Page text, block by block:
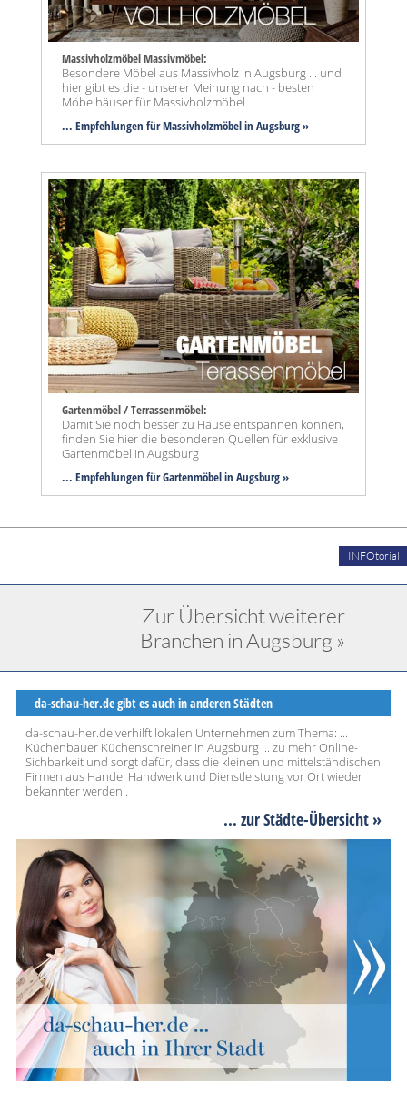
Massivholzmöbel Massivmöbel:
Besondere Möbel aus Massivholz in Augsburg ... und
hier gibt es die - unserer Meinung nach - besten
Möbelhäuser für Massivholzmöbel
... Empfehlungen für Massivholzmöbel in Augsburg »
Gartenmöbel / Terrassenmöbel:
Damit Sie noch besser zu Hause entspannen können,
finden Sie hier die besonderen Quellen für exklusive
Gartenmöbel in Augsburg
... Empfehlungen für Gartenmöbel in Augsburg »
INFOtorial
Zur Übersicht weiterer
Branchen in Augsburg »
da-schau-her.de gibt es auch in anderen Städten
da-schau-her.de verhilft lokalen Unternehmen zum Thema: ...
Küchenbauer Küchenschreiner in Augsburg ... zu mehr Online-
Sichbarkeit und sorgt dafür, dass die kleinen und mittelständischen
Firmen aus Handel Handwerk und Dienstleistung vor Ort wieder
bekannter werden..
... zur Städte-Übersicht »